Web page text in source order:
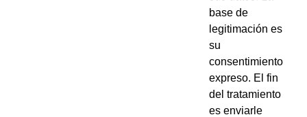
base de
legitimación es
su
consentimiento
expreso. El fin
del tratamiento
es enviarle